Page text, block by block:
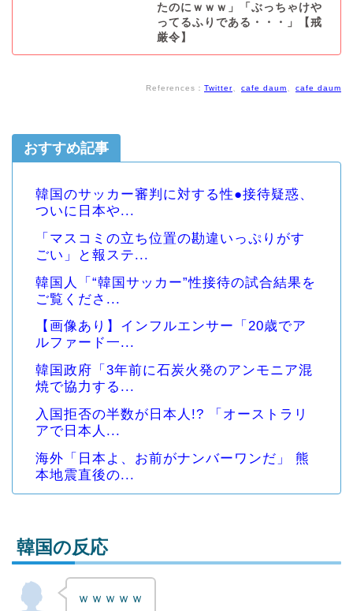
たのにｗｗｗ」「ぶっちゃけや
ってるふりである・・・」【戒
厳令】
References： Twitter cafe daum cafe daum
おすすめ記事
韓国のサッカー審判に対する性●接待疑惑、
ついに日本や...
「マスコミの立ち位置の勘違いっぷりがす
ごい」と報ステ...
韓国人「“韓国サッカー”性接待の試合結果を
ご覧くださ...
【画像あり】インフルエンサー「20歳でア
ルファード一...
韓国政府「3年前に石炭火発のアンモニア混
焼で協力する...
入国拒否の半数が日本人!? 「オーストラリ
アで日本人...
海外「日本よ、お前がナンバーワンだ」 熊
本地震直後の...
Powered by livedoor 相互RSS
韓国の反応
ｗｗｗｗｗ